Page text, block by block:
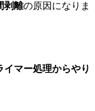
剥離の原因になりま
イマー処理からやり